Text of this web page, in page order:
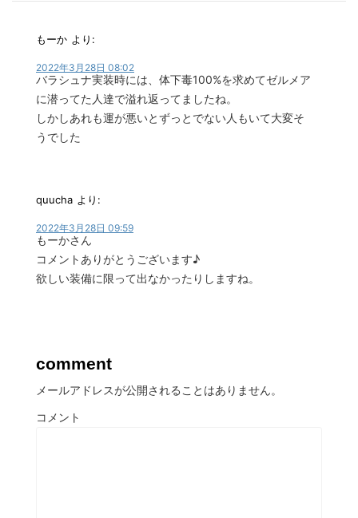
もーか より:
2022年3月28日 08:02
バラシュナ実装時には、体下毒100%を求めてゼルメア
に潜ってた人達で溢れ返ってましたね。
しかしあれも運が悪いとずっとでない人もいて大変そ
うでした
quucha より:
2022年3月28日 09:59
もーかさん
コメントありがとうございます♪
欲しい装備に限って出なかったりしますね。
comment
メールアドレスが公開されることはありません。
コメント